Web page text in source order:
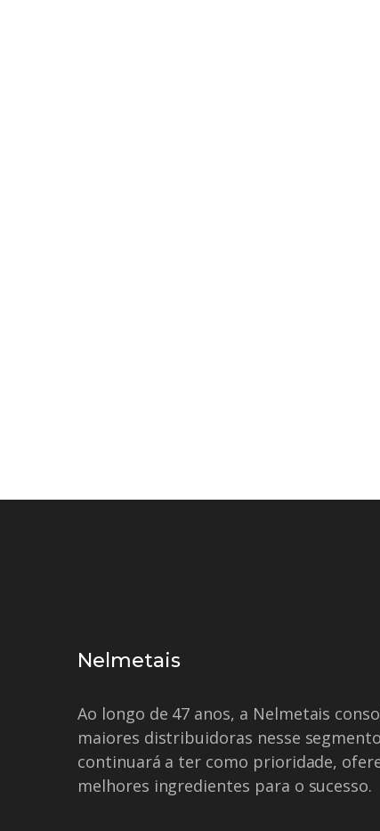
Nelmetais
Ao longo de 47 anos, a Nelmetais
maiores distribuidoras nesse
continuará a ter como prioridade,
melhores ingredientes para o sucesso.